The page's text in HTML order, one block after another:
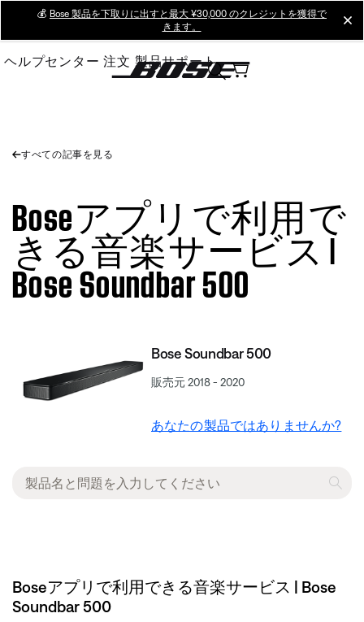
Main
💰 Bose 製品を下取りに出すと最大 ¥30,000 のクレジットを獲得で
きます。
ヘルプセンター 注文 製品サポート
すべての記事を見る
Boseアプリで利用で
きる音楽サービス |
Bose Soundbar 500
Bose Soundbar 500
販売元 2018 - 2020
あなたの製品ではありませんか?
Boseアプリで利用できる音楽サービス | Bose
Soundbar 500